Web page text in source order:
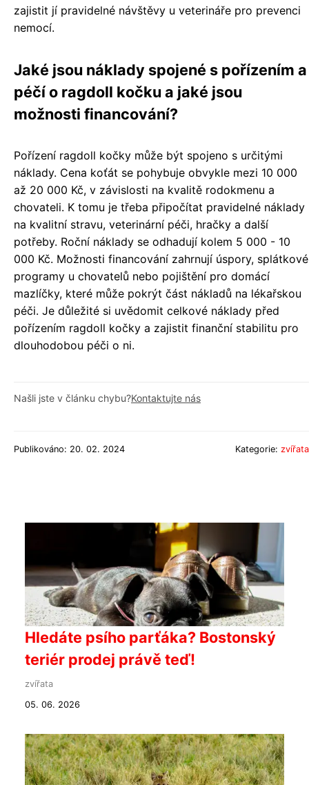
zajistit jí pravidelné návštěvy u veterináře pro prevenci
nemocí.
Jaké jsou náklady spojené s pořízením a
péčí o ragdoll kočku a jaké jsou
možnosti financování?
Pořízení ragdoll kočky může být spojeno s určitými
náklady. Cena koťát se pohybuje obvykle mezi 10 000
až 20 000 Kč, v závislosti na kvalitě rodokmenu a
chovateli. K tomu je třeba připočítat pravidelné náklady
na kvalitní stravu, veterinární péči, hračky a další
potřeby. Roční náklady se odhadují kolem 5 000 - 10
000 Kč. Možnosti financování zahrnují úspory, splátkové
programy u chovatelů nebo pojištění pro domácí
mazlíčky, které může pokrýt část nákladů na lékařskou
péči. Je důležité si uvědomit celkové náklady před
pořízením ragdoll kočky a zajistit finanční stabilitu pro
dlouhodobou péči o ni.
Našli jste v článku chybu?Kontaktujte nás
Publikováno: 20. 02. 2024 Kategorie: zvířata
Hledáte psího parťáka? Bostonský
teriér prodej právě teď!
zvířata
05. 06. 2026